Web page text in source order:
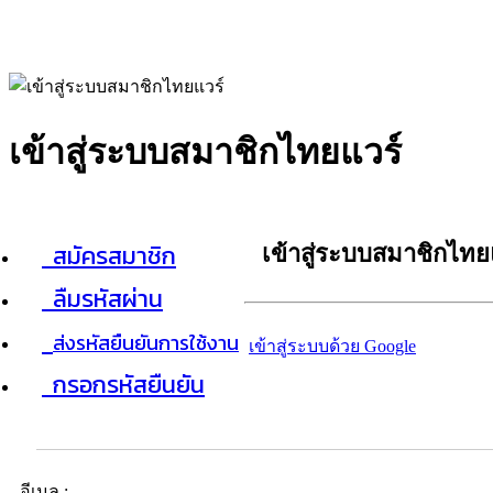
เข้าสู่ระบบสมาชิกไทยแวร์
สมัครสมาชิก
ลืมรหัสผ่าน
ส่งรหัสยืนยันการใช้งาน
กรอกรหัสยืนยัน
เข้าสู่ระบบสมาชิกไท
เข้าสู่ระบบด้วย Google